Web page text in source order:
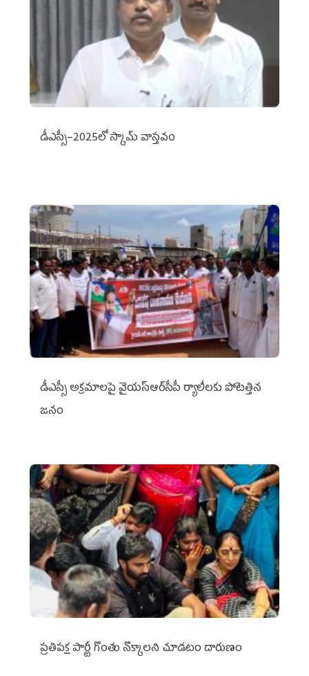
డీఎస్సీ–2025లో స్కామ్‌ వాస్తవం
డీఎస్సీ అక్రమాలపై వైయ‌స్ఆర్‌సీపీ ర్యాలీలకు పోటెత్తిన
జనం
ప్రతిపక్ష పార్టీ గొంతు నొక్కాలని చూడటం దారుణం